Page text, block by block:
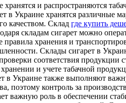
и распространяются
в Украине хранятся
качеством. Склад где купить
складам сигарет можно
хранения и
Склады сигарет в
соответствия продукции
и учете табачной
в Украине также выполняют
поэтому контроль за
важную роль в обеспечении